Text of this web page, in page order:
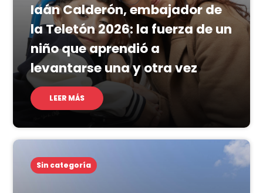
Iaán Calderón, embajador de
la Teletón 2026: la fuerza de un
niño que aprendió a
levantarse una y otra vez
LEER MÁS
Sin categoría